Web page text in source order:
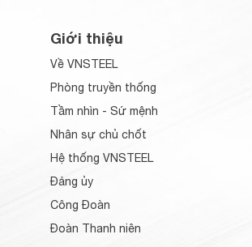
Giới thiệu
Về VNSTEEL
Phòng truyền thống
Tầm nhìn - Sứ mệnh
Nhân sự chủ chốt
Hệ thống VNSTEEL
Đảng ủy
Công Đoàn
Đoàn Thanh niên